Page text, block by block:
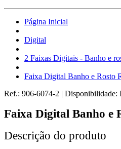
Página Inicial
Digital
2 Faixas Digitais - Banho e
Faixa Digital Banho e Rosto
Ref.: 906-6074-2 | Disponibilidade:
Faixa Digital Banho e
Descrição do produto